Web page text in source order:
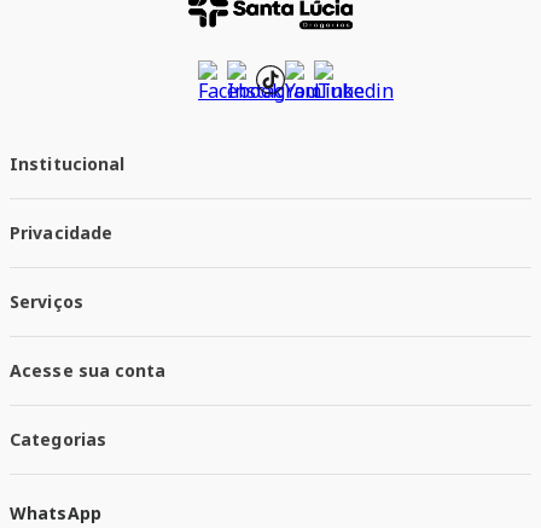
Institucional
Trabalhe conosco
Responsabilidade Social
Nossas Lojas
Privacidade
Política de Entrega
Trocas e Devoluções
Serviços
Santa Mais Exames
Santa Mais Serviços
Santa Mais Convenios
Acesse sua conta
Meus Pedidos
Categorias
Saúde e Bem-estar
WhatsApp